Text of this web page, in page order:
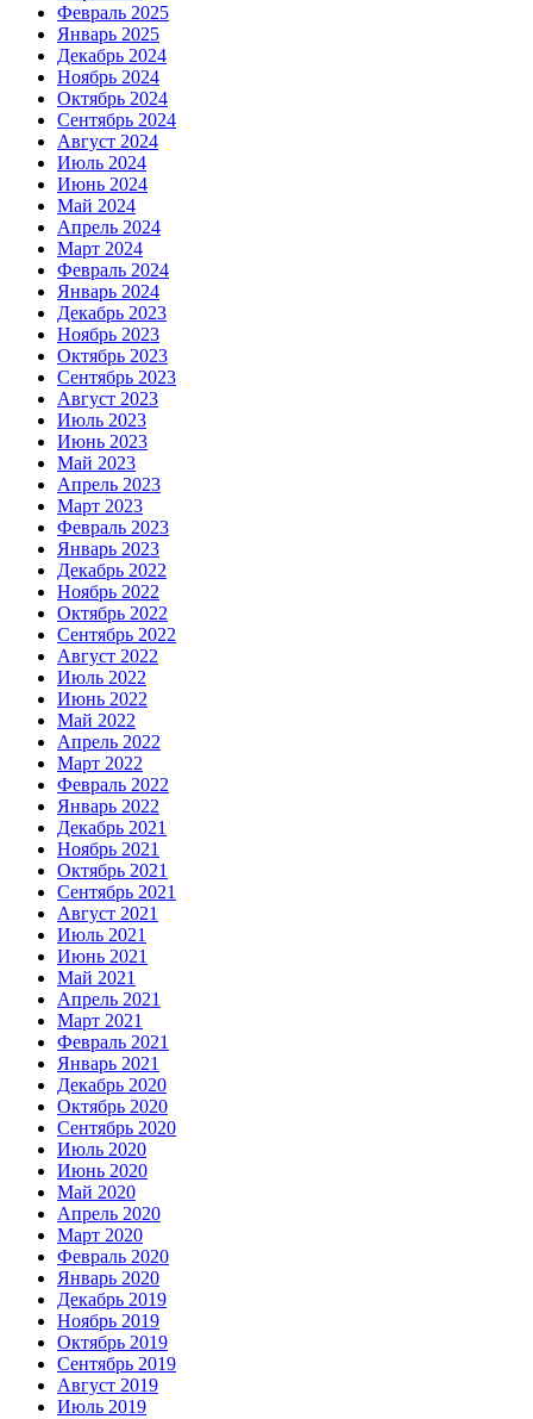
Февраль 2025
Январь 2025
Декабрь 2024
Ноябрь 2024
Октябрь 2024
Сентябрь 2024
Август 2024
Июль 2024
Июнь 2024
Май 2024
Апрель 2024
Март 2024
Февраль 2024
Январь 2024
Декабрь 2023
Ноябрь 2023
Октябрь 2023
Сентябрь 2023
Август 2023
Июль 2023
Июнь 2023
Май 2023
Апрель 2023
Март 2023
Февраль 2023
Январь 2023
Декабрь 2022
Ноябрь 2022
Октябрь 2022
Сентябрь 2022
Август 2022
Июль 2022
Июнь 2022
Май 2022
Апрель 2022
Март 2022
Февраль 2022
Январь 2022
Декабрь 2021
Ноябрь 2021
Октябрь 2021
Сентябрь 2021
Август 2021
Июль 2021
Июнь 2021
Май 2021
Апрель 2021
Март 2021
Февраль 2021
Январь 2021
Декабрь 2020
Октябрь 2020
Сентябрь 2020
Июль 2020
Июнь 2020
Май 2020
Апрель 2020
Март 2020
Февраль 2020
Январь 2020
Декабрь 2019
Ноябрь 2019
Октябрь 2019
Сентябрь 2019
Август 2019
Июль 2019